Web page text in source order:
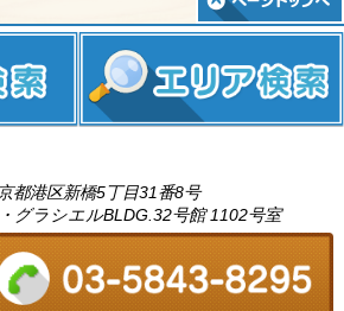
都港区新橋5丁目31番8号
グラシエルBLDG.32号館 1102号室